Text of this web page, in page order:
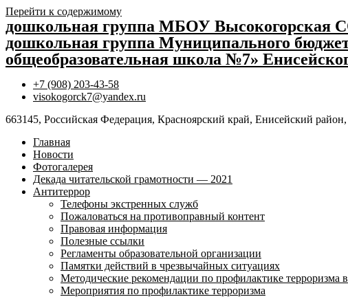
Перейти к содержимому
дошкольная группа МБОУ
дошкольная группа Муниципального
общеобразовательная школа №7»
+7 (908) 203-43-58
visokogorck7@yandex.ru
663145, Российская Федерация, Красноярский край, Енисейский
Главная
Новости
Фотогалерея
Декада читательской грамотности — 2021
Антитеррор
Телефоны экстренных служб
Пожаловаться на противоправный контент
Правовая информация
Полезные ссылки
Регламенты образовательной организации
Памятки действий в чрезвычайных ситуациях
Методические рекомендации по профилактике терроризма
Мероприятия по профилактике терроризма